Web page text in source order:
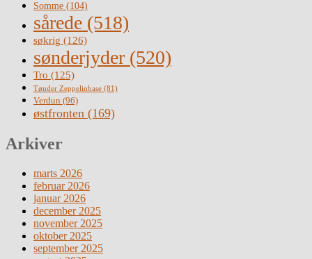
Somme (104)
sårede (518)
søkrig (126)
sønderjyder (520)
Tro (125)
Tønder Zeppelinbase (81)
Verdun (96)
østfronten (169)
Arkiver
marts 2026
februar 2026
januar 2026
december 2025
november 2025
oktober 2025
september 2025